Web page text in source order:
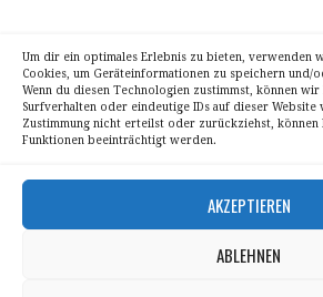
Um dir ein optimales Erlebnis zu bieten, verwenden
Cookies, um Geräteinformationen zu speichern und/
Wenn du diesen Technologien zustimmst, können wir
Surfverhalten oder eindeutige IDs auf dieser Website
Zustimmung nicht erteilst oder zurückziehst, können
Funktionen beeinträchtigt werden.
AKZEPTIEREN
ABLEHNEN
Kontakt
Alle Bilder unterliegen dem
Sebastian Trandafir
All pictures © 2008 – 2026 by